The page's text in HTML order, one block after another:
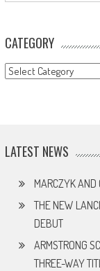
CATEGORY
CATEGORY
LATEST NEWS
MARCZYK AND
THE NEW
DEBUT
ARMSTRONG
THREE-WAY